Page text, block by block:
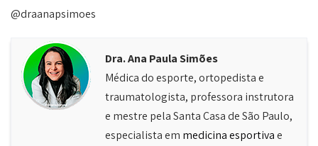
@draanapsimoes
Dra. Ana Paula Simões
Médica do esporte, ortopedista e
traumatologista, professora instrutora
e mestre pela Santa Casa de São Paulo,
especialista em medicina esportivae